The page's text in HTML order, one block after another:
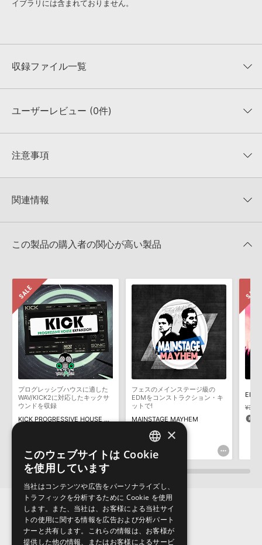
イブラリには含まれておりません。
収録ファイル一覧
収録ファイル一覧
ユーザーレビュー (0件)
★★★★★
★5
★4
★1
注意事項
KONTAKTフォーマットは、
でお使いいただけます。無償版のKONTAKT PLAYERではお使いい
4GBを超えるデータに関するご注意：FAT32でフォーマットされた
きます際には、NTFSやHFS＋でフォーマットされたHDDをご用意
いただく必要がございます。
製品の購入手続き完了後、受注確認メールとシリアルナンバーをお
知らせするメールの2通が送信されます。メールに記載されており
ます説明に沿って、製品のダウンロード／導入を行って下さい。
サンプルパック製品には、原則として日本語版操作マニュアルをご
用意しておりません。ご購入後のご不明点や詳細に関するお問い合
わせなどはテクニカルサポート
までご連絡ください。
デモソングは、製品収録サウンドを使ってできることを紹介するた
めのデモンストレーション用の楽曲です。原則として、デモソング
そのものをお使いいただくことはできません。また、デモソングを
構成する全てのサウンドが、サンプルパックに含まれていることを
ダウンロード製品という性質上、一切の返品・返金はお受け付け致
しかねます。
関連情報
マーセール！
この製品の購入者の関心が高い製品
プログレッシブハウスに適した
WAV/KICK2に対応したキックサ
ウンドを収録
KICK PROGRESSIVE HOUSE EXPANSION
フェスのメインステージ級の
EDMをコンストラクション・キ
ットで!
MAINSTAGE MAYHEM
¥3,828
191pt
ENGLISH
×
このウェブサイトは Cookie
を使用しています
当社はコンテンツや広告をパーソナライズし、
トラフィックを分析するために Cookie を使用
します。また、当社は、お客様による当社サイ
トの使用に関する情報を広告および分析パート
ナーと共有します。これらの情報は、お客様が
提供した他の情報、またはお客様によるサービ